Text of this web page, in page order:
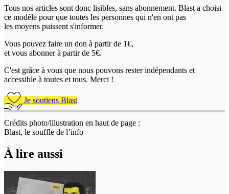
Tous nos articles sont donc lisibles, sans abonnement. Blast a choisi
ce modèle pour que toutes les personnes qui n'en ont pas
les moyens puissent s'informer.
Vous pouvez faire un don à partir de 1€,
et vous abonner à partir de 5€.
C'est grâce à vous que nous pouvons rester indépendants et
accessible à toutes et tous. Merci !
Je soutiens Blast
Crédits photo/illustration en haut de page :
Blast, le souffle de l’info
À lire aussi